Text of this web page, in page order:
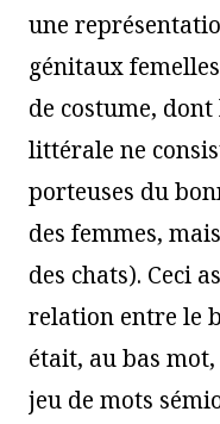
une
génitaux
de costume,
littérale ne
porteuses du
des femmes,
des chats). Ceci
relation entre le
était, au bas
jeu de mots